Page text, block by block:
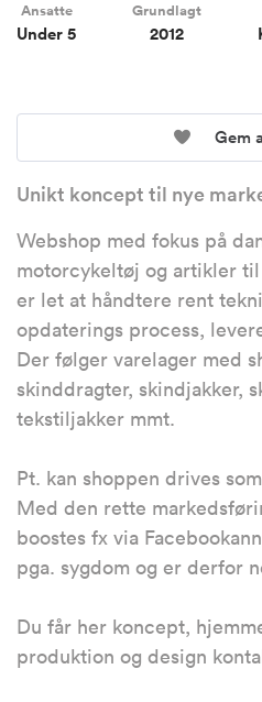
Ansatte
Under 5
Grundlagt
2012
Gem
Unikt koncept til nye
Webshop med fokus på
motorcykeltøj og artikler
er let at håndtere rent
opdaterings process,
Der følger varelager med
skinddragter, skindjakker,
tekstiljakker mmt.
Pt. kan shoppen drives
Med den rette
boostes fx via
pga. sygdom og er derfor
Du får her koncept,
produktion og design